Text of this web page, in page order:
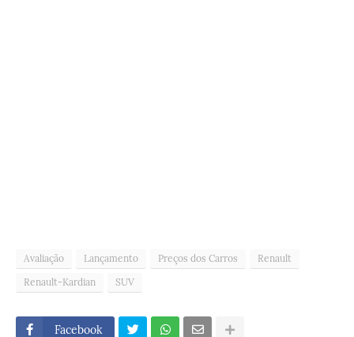
Avaliação Lançamento Preços dos Carros
Renault
Renault-Kardian
SUV
Facebook